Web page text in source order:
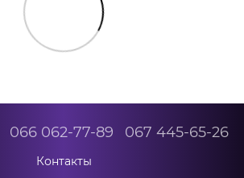
066 062-77-89 067 445-65-26
Контакты